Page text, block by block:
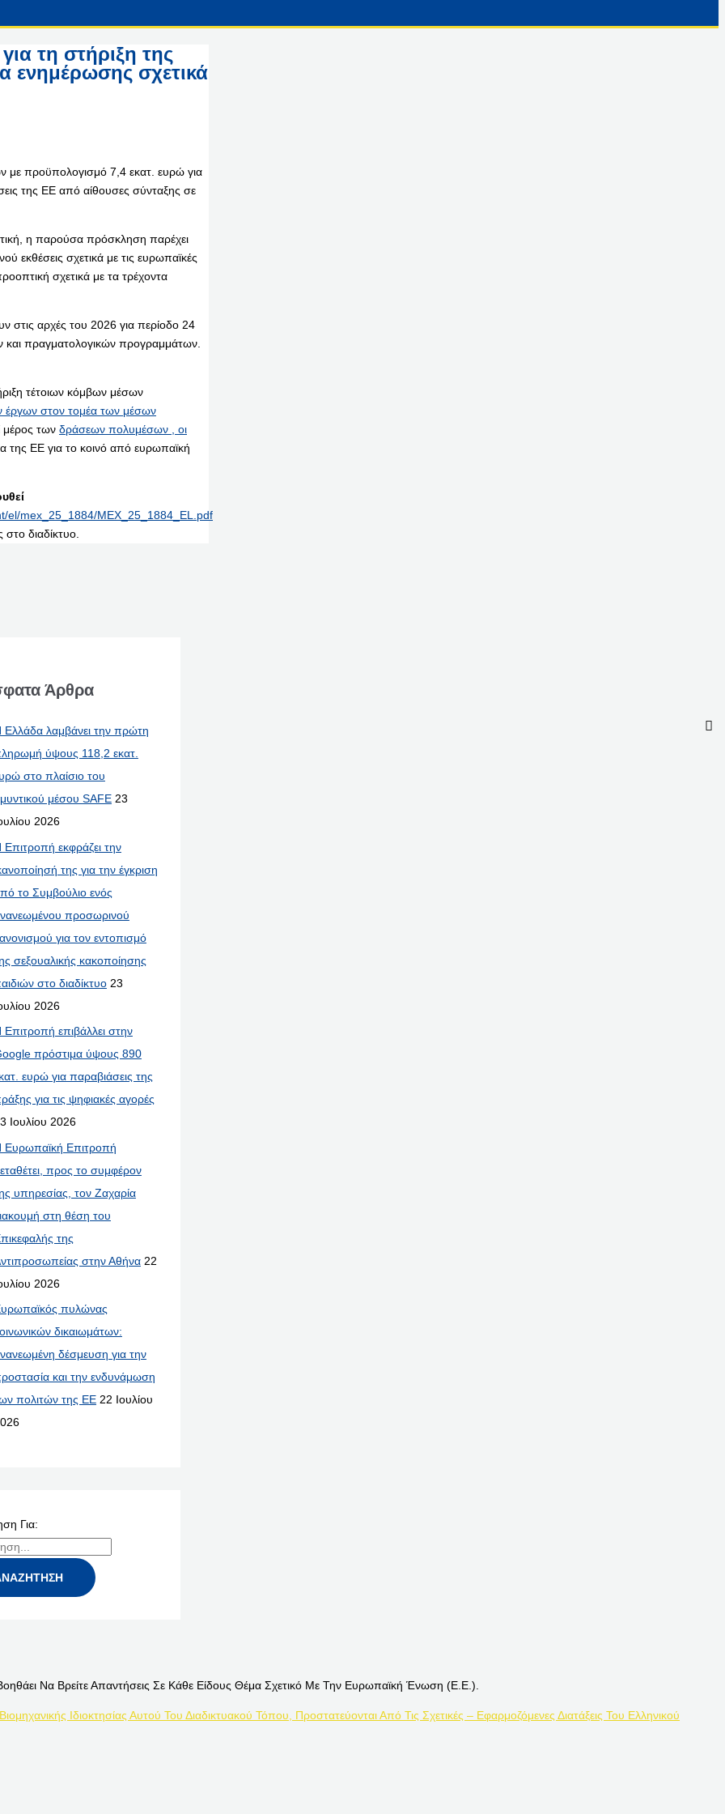
τη στήριξη της
ενημέρωσης σχετικά
προϋπολογισμό 7,4 εκατ. ευρώ για
της ΕΕ από αίθουσες σύνταξης σε
η παρούσα πρόσκληση παρέχει
σχετικά με τις ευρωπαϊκές
σχετικά με τα τρέχοντα
στις αρχές του 2026 για περίοδο 24
και πραγματολογικών προγραμμάτων.
τέτοιων κόμβων μέσων
έργων στον τομέα των μέσων
των δράσεων πολυμέσων , οι
της ΕΕ για το κοινό από ευρωπαϊκή
el/mex_25_1884/MEX_25_1884_EL.pdf
στο διαδίκτυο.
Άρθρα
Ελλάδα λαμβάνει την πρώτη
ύψους 118,2 εκατ.
στο πλαίσιο του
μέσου SAFE 23
2026
Επιτροπή εκφράζει την
της για την έγκριση
το Συμβούλιο ενός
προσωρινού
για τον εντοπισμό
σεξουαλικής κακοποίησης
στο διαδίκτυο 23
2026
Επιτροπή επιβάλλει στην
πρόστιμα ύψους 890
ευρώ για παραβιάσεις της
για τις ψηφιακές αγορές
Ιουλίου 2026
Ευρωπαϊκή Επιτροπή
προς το συμφέρον
υπηρεσίας, τον Ζαχαρία
στη θέση του
της
στην Αθήνα 22
2026
πυλώνας
δικαιωμάτων:
δέσμευση για την
και την ενδυνάμωση
πολιτών της ΕΕ 22 Ιουλίου
Για:
Να Βρείτε Απαντήσεις Σε Κάθε Είδους Θέμα Σχετικό Με Την Ευρωπαϊκή Ένωση (Ε.Ε.).
Ιδιοκτησίας Αυτού Του Διαδικτυακού Τόπου, Προστατεύονται Από Τις Σχετικές – Εφαρμοζόμενες Διατάξεις Του Ελληνικού